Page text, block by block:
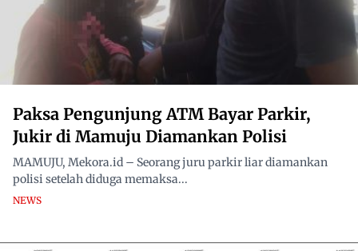
Paksa Pengunjung ATM Bayar Parkir,
Jukir di Mamuju Diamankan Polisi
MAMUJU, Mekora.id – Seorang juru parkir liar diamankan
polisi setelah diduga memaksa...
NEWS